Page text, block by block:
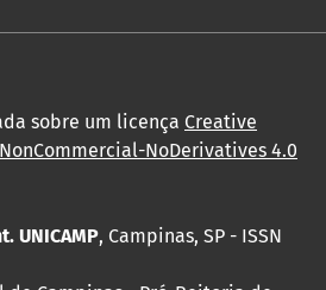
sobre um licença Creative
NoDerivatives 4.0
UNICAMP, Campinas, SP - ISSN